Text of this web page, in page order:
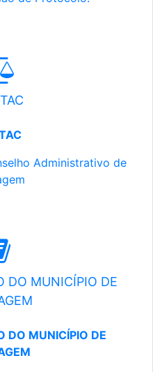
Administrativo de
DO MUNICÍPIO DE
DO MUNICÍPIO DE